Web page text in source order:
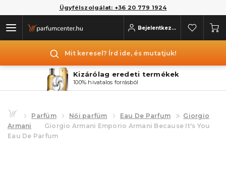
Ügyfélszolgálat: +36 20 779 1924
Bejelentkezés
Mit keresel? Írd ide, és mutatjuk!
Kizárólag eredeti termékek
100% hivatalos forrásból
Parfüm Női parfüm Eau De Parfum
Giorgio
Armani
Giorgio Armani Emporio Armani Because It's You
Eau De Parfum